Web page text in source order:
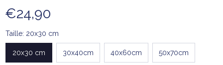
€24,90
Taille: 20x30 cm
20x30 cm 30x40cm 40x60cm 50x70cm